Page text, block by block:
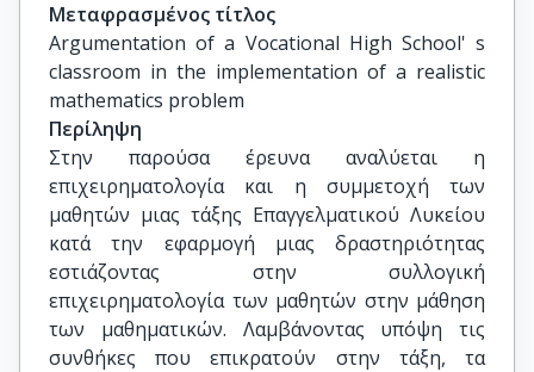
Μεταφρασμένος τίτλος
Argumentation of a Vocational High School' s
classroom in the implementation of a realistic
mathematics problem
Περίληψη
Στην παρούσα έρευνα αναλύεται η
επιχειρηματολογία και η συμμετοχή των
μαθητών μιας τάξης Επαγγελματικού Λυκείου
κατά την εφαρμογή μιας δραστηριότητας
εστιάζοντας στην συλλογική
επιχειρηματολογία των μαθητών στην μάθηση
των μαθηματικών. Λαμβάνοντας υπόψη τις
συνθήκες που επικρατούν στην τάξη, τα